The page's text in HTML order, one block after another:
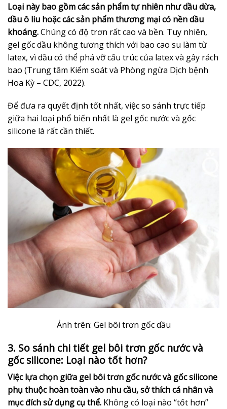
Loại này bao gồm các sản phẩm tự nhiên như dầu dừa,
dầu ô liu hoặc các sản phẩm thương mại có nền dầu
khoáng.Chúng có độ trơn rất cao và bền. Tuy nhiên,
gel gốc dầu không tương thích với bao cao su làm từ
latex, vì dầu có thể phá vỡ cấu trúc của latex và gây rách
bao (Trung tâm Kiểm soát và Phòng ngừa Dịch bệnh
Hoa Kỳ – CDC, 2022).
Để đưa ra quyết định tốt nhất, việc so sánh trực tiếp
giữa hai loại phổ biến nhất là gel gốc nước và gốc
silicone là rất cần thiết.
Ảnh trên: Gel bôi trơn gốc dầu
3. So sánh chi tiết gel bôi trơn gốc nước và
gốc silicone: Loại nào tốt hơn?
Việc lựa chọn giữa gel bôi trơn gốc nước và gốc silicone
phụ thuộc hoàn toàn vào nhu cầu, sở thích cá nhân và
mục đích sử dụng cụ thể. Không có loại nào “tốt hơn”